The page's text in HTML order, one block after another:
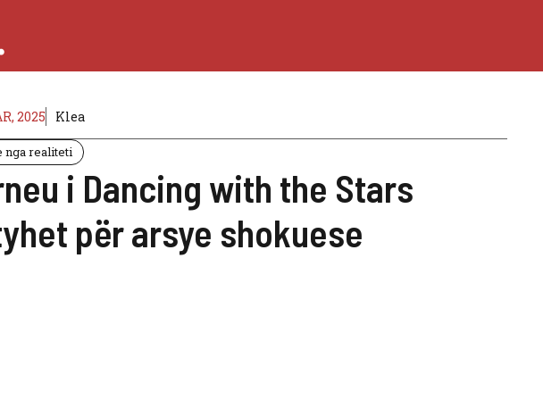
2025 Klea
nga realiteti
i Dancing with the Stars
për arsye shokuese